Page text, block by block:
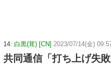
14: 白黒(茸) [CN] 2023/07/14(金)
共同通信「打ち上げ失敗